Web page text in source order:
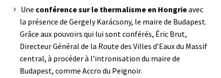
Une conférence sur le thermalisme en Hongrieavec
la présence de Gergely Karácsony, le maire de Budapest.
Grâce aux pouvoirs qui lui sont conférés, Éric Brut,
Directeur Général de la Route des Villes d’Eaux du Massif
central, à procéder à l’intronisation du maire de
Budapest, comme Accro du Peignoir.